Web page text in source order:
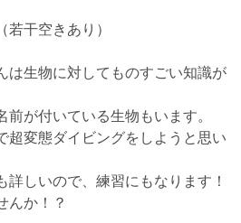
干空きあり）
は生物に対してものすごい知識が
が付いている生物もいます。
超変態ダイビングをしようと思い
詳しいので、練習にもなります！
んか！？